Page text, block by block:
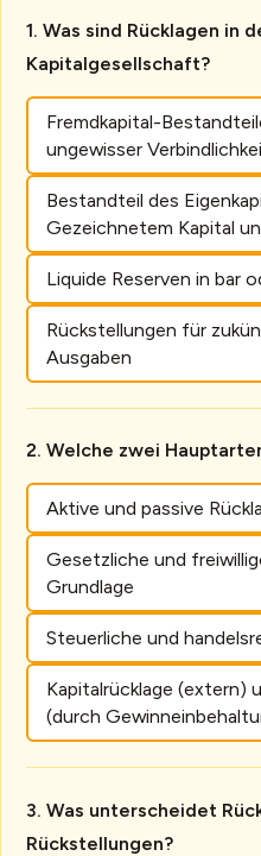
Was sind Rücklagen in
Kapitalgesellschaft?
Fremdkapital-
ungewisser
Bestandteil des
Gezeichnetem Kapital
Liquide Reserven in bar
Rückstellungen für
Ausgaben
Welche zwei
Aktive und passive
Gesetzliche und
Grundlage
Steuerliche und
Kapitalrücklage (extern)
(durch
Was unterscheidet
Rückstellungen?